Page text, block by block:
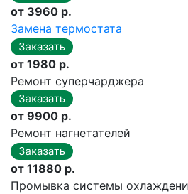
от 3960 р.
Замена термостата
от 1980 р.
Ремонт суперчарджера
от 9900 р.
Ремонт нагнетателей
от 11880 р.
Промывка системы